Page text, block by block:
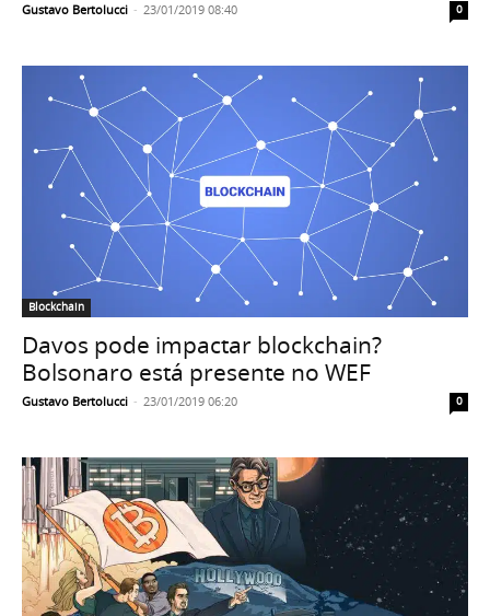
Gustavo Bertolucci - 23/01/2019 08:40 0
Blockchain
Davos pode impactar blockchain?
Bolsonaro está presente no WEF
Gustavo Bertolucci - 23/01/2019 06:20 0